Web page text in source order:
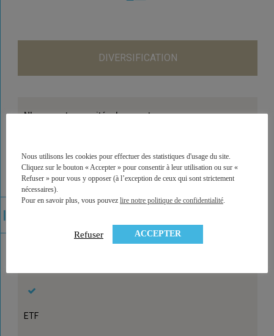
DIVERSIFICATION
Nb supports en unités de compte
Diversification géographique
ETF
Nous utilisons les cookies pour effectuer des statistiques d'usage du site.
Cliquez sur le bouton « Accepter » pour consentir à leur utilisation ou sur «
Refuser » pour vous y opposer (à l’exception de ceux qui sont strictement
nécessaires).
Pour en savoir plus, vous pouvez lire notre politique de confidentialité.
Refuser ACCEPTER